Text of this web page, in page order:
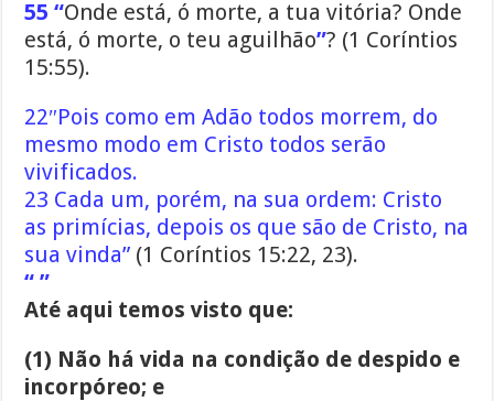
55 “Onde está, ó morte, a tua vitória? Onde
está, ó morte, o teu aguilhão”? (1 Coríntios
15:55).
22″Pois como em Adão todos morrem, do
mesmo modo em Cristo todos serão
vivificados.
23 Cada um, porém, na sua ordem: Cristo
as primícias, depois os que são de Cristo, na
sua vinda” (1 Coríntios 15:22, 23).
“ ”
Até aqui temos visto que:
(1) Não há vida na condição de despido e
incorpóreo; e